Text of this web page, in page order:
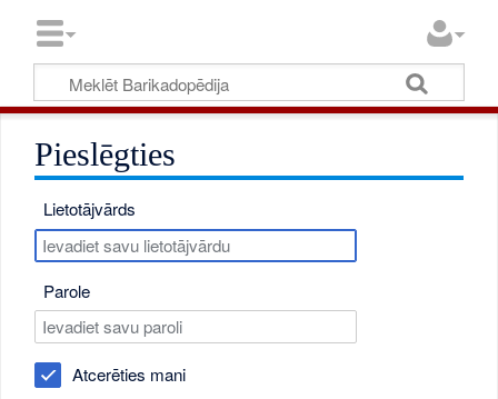
Pieslēgties
Lietotājvārds
Parole
Atcerēties mani